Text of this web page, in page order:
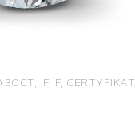
IF, F, CERTYFIKAT